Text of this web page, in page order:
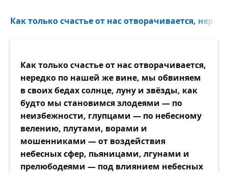
Как только счастье от нас отворачивается,
Как только счастье от нас отворачивается,
нередко по нашей же вине, мы обвиняем
в своих бедах солнце, луну и звёзды, как
будто мы становимся злодеями — по
неизбежности, глупцами — по небесному
велению, плутами, ворами и
мошенниками — от воздействия
небесных сфер, пьяницами, лгунами и
прелюбодеями — под влиянием небесных